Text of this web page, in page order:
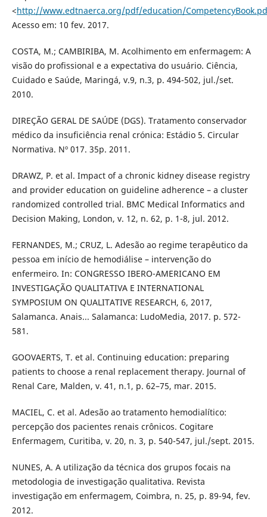
<http://www.edtnaerca.org/pdf/education/
Acesso em: 10 fev. 2017.
COSTA, M.; CAMBIRIBA, M. Acolhimento em enfermagem: A
visão do profissional e a expectativa do usuário. Ciência,
Cuidado e Saúde, Maringá, v.9, n.3, p. 494-502, jul./set.
2010.
DIREÇÃO GERAL DE SAÚDE (DGS). Tratamento conservador
médico da insuficiência renal crónica: Estádio 5. Circular
Normativa. Nº 017. 35p. 2011.
DRAWZ, P. et al. Impact of a chronic kidney disease registry
and provider education on guideline adherence – a cluster
randomized controlled trial. BMC Medical Informatics and
Decision Making, London, v. 12, n. 62, p. 1-8, jul. 2012.
FERNANDES, M.; CRUZ, L. Adesão ao regime terapêutico da
pessoa em início de hemodiálise – intervenção do
enfermeiro. In: CONGRESSO IBERO-AMERICANO EM
INVESTIGAÇÃO QUALITATIVA E INTERNATIONAL
SYMPOSIUM ON QUALITATIVE RESEARCH, 6, 2017,
Salamanca. Anais... Salamanca: LudoMedia, 2017. p. 572-
581.
GOOVAERTS, T. et al. Continuing education: preparing
patients to choose a renal replacement therapy. Journal of
Renal Care, Malden, v. 41, n.1, p. 62–75, mar. 2015.
MACIEL, C. et al. Adesão ao tratamento hemodialítico:
percepção dos pacientes renais crônicos. Cogitare
Enfermagem, Curitiba, v. 20, n. 3, p. 540-547, jul./sept. 2015.
NUNES, A. A utilização da técnica dos grupos focais na
metodologia de investigação qualitativa. Revista
investigação em enfermagem, Coimbra, n. 25, p. 89-94, fev.
2012.